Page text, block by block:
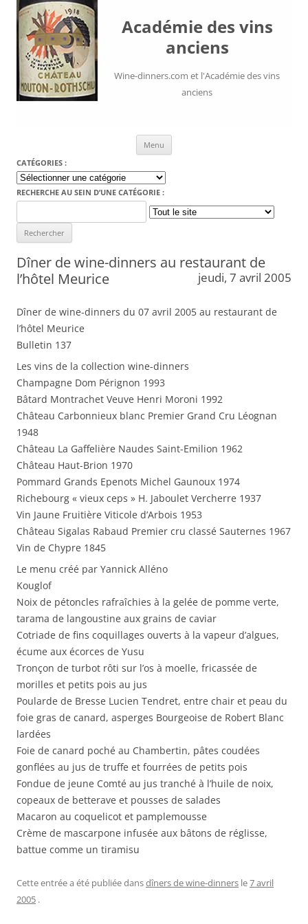
Académie des vins
anciens
Wine-dinners.com et l'Académie des vins
anciens
Menu
CATÉGORIES :
Catégories
:
RECHERCHE AU SEIN D’UNE CATÉGORIE :
for:
Dîner de wine-dinners au restaurant de
l’hôtel Meurice
jeudi, 7 avril 2005
Dîner de wine-dinners du 07 avril 2005 au restaurant de
l’hôtel Meurice
Bulletin 137
Les vins de la collection wine-dinners
Champagne Dom Pérignon 1993
Bâtard Montrachet Veuve Henri Moroni 1992
Château Carbonnieux blanc Premier Grand Cru Léognan
1948
Château La Gaffelière Naudes Saint-Emilion 1962
Château Haut-Brion 1970
Pommard Grands Epenots Michel Gaunoux 1974
Richebourg « vieux ceps » H. Jaboulet Vercherre 1937
Vin Jaune Fruitière Viticole d’Arbois 1953
Château Sigalas Rabaud Premier cru classé Sauternes 1967
Vin de Chypre 1845
Le menu créé par Yannick Alléno
Kouglof
Noix de pétoncles rafraîchies à la gelée de pomme verte,
tarama de langoustine aux grains de caviar
Cotriade de fins coquillages ouverts à la vapeur d’algues,
écume aux écorces de Yusu
Tronçon de turbot rôti sur l’os à moelle, fricassée de
morilles et petits pois au jus
Poularde de Bresse Lucien Tendret, entre chair et peau du
foie gras de canard, asperges Bourgeoise de Robert Blanc
lardées
Foie de canard poché au Chambertin, pâtes coudées
gonflées au jus de truffe et fourrées de petits pois
Fondue de jeune Comté au jus tranché à l’huile de noix,
copeaux de betterave et pousses de salades
Macaron au coquelicot et pamplemousse
Crème de mascarpone infusée aux bâtons de réglisse,
battue comme un tiramisu
Cette entrée a été publiée dansdîners de wine-dinners le7 avril
2005 .